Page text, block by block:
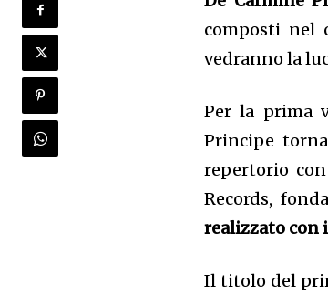
composti nel
vedranno la
Per la prima
Principe
repertorio
Records,
realizzato con
Il titolo del